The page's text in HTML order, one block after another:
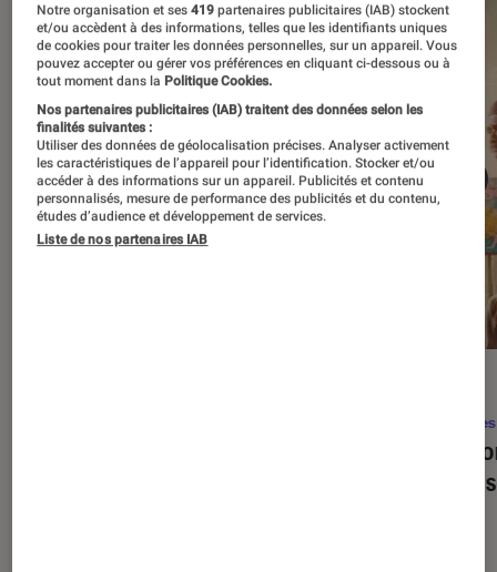
Séries
Notre organisation et ses419 partenaires publicitaires (IAB) stockent
et/ou accèdent à des informations, telles que les identifiants uniques
de cookies pour traiter les données personnelles, sur un appareil. Vous
pouvez accepter ou gérer vos préférences en cliquant ci-dessous ou à
tout moment dans la Politique Cookies.
Nos partenaires publicitaires (IAB) traitent des données selon les
finalités suivantes :
Utiliser des données de géolocalisation précises. Analyser activement
les caractéristiques de l’appareil pour l’identification. Stocker et/ou
accéder à des informations sur un appareil. Publicités et contenu
personnalisés, mesure de performance des publicités et du contenu,
études d’audience et développement de services.
Liste de nos partenaires IAB